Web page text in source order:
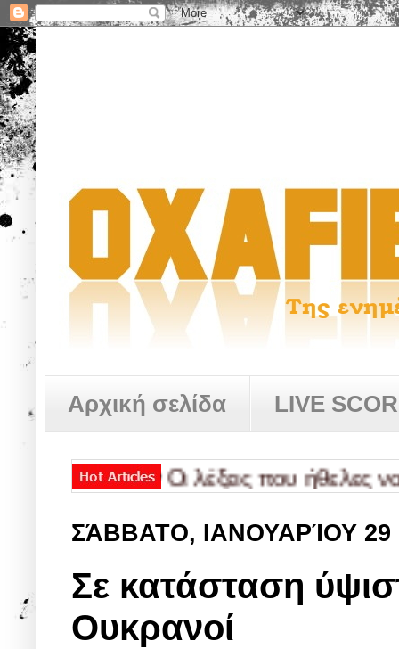
Αρχική σελίδα LIVE
✿ Οι λέξεις που ήθελες να πεις,
ΣΆΒΒΑΤΟ, ΙΑΝΟΥΑΡΊΟΥ 29
Σε κατάσταση
Ουκρανοί